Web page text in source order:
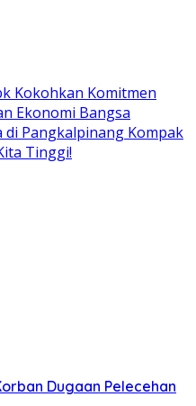
Kokohkan Komitmen
Ekonomi Bangsa
di Pangkalpinang Kompak
Tinggi!
Dugaan Pelecehan